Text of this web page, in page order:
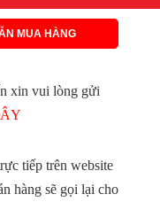
MUA HÀNG
xin vui lòng gửi
tiếp trên website
hàng sẽ gọi lại cho